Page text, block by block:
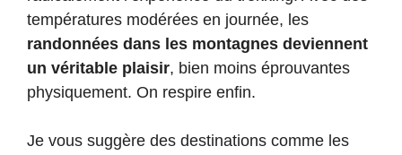
températures modérées en journée, les
randonnées dans les montagnes deviennent
un véritable plaisir, bien moins éprouvantes
physiquement. On respire enfin.
Je vous suggère des destinations comme les